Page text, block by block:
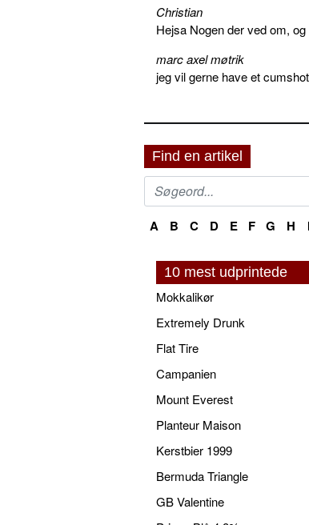
Christian
Hejsa Nogen der ved om,
marc axel møtrik
jeg vil gerne have et cumshot
Find en artikel
A B C D E F G H
10 mest udprintede
Mokkalikør
Extremely Drunk
Flat Tire
Campanien
Mount Everest
Planteur Maison
Kerstbier 1999
Bermuda Triangle
GB Valentine